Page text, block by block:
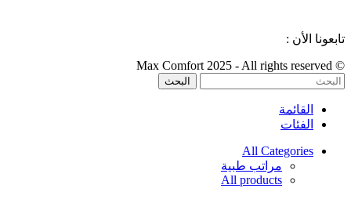
تابعونا الأن :
© Max Comfort 2025 - All rights reserved
البحث
القائمة
الفئات
All Categories
مراتب طبية
All products